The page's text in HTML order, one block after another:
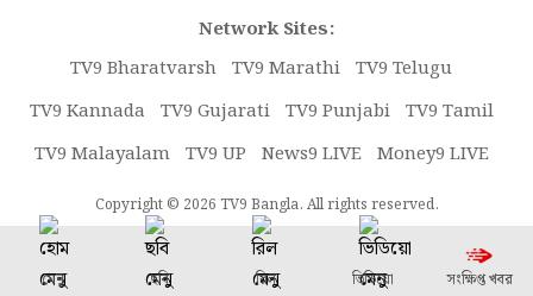
Network Sites:
TV9 Bharatvarsh TV9 Marathi TV9 Telugu
TV9 Kannada TV9 Gujarati TV9 Punjabi TV9 Tamil
TV9 Malayalam TV9 UP News9 LIVE Money9 LIVE
Copyright © 2026 TV9 Bangla. All rights reserved.
মেনু ছবি রিল ভিডিয়ো সংক্ষিপ্ত খবর